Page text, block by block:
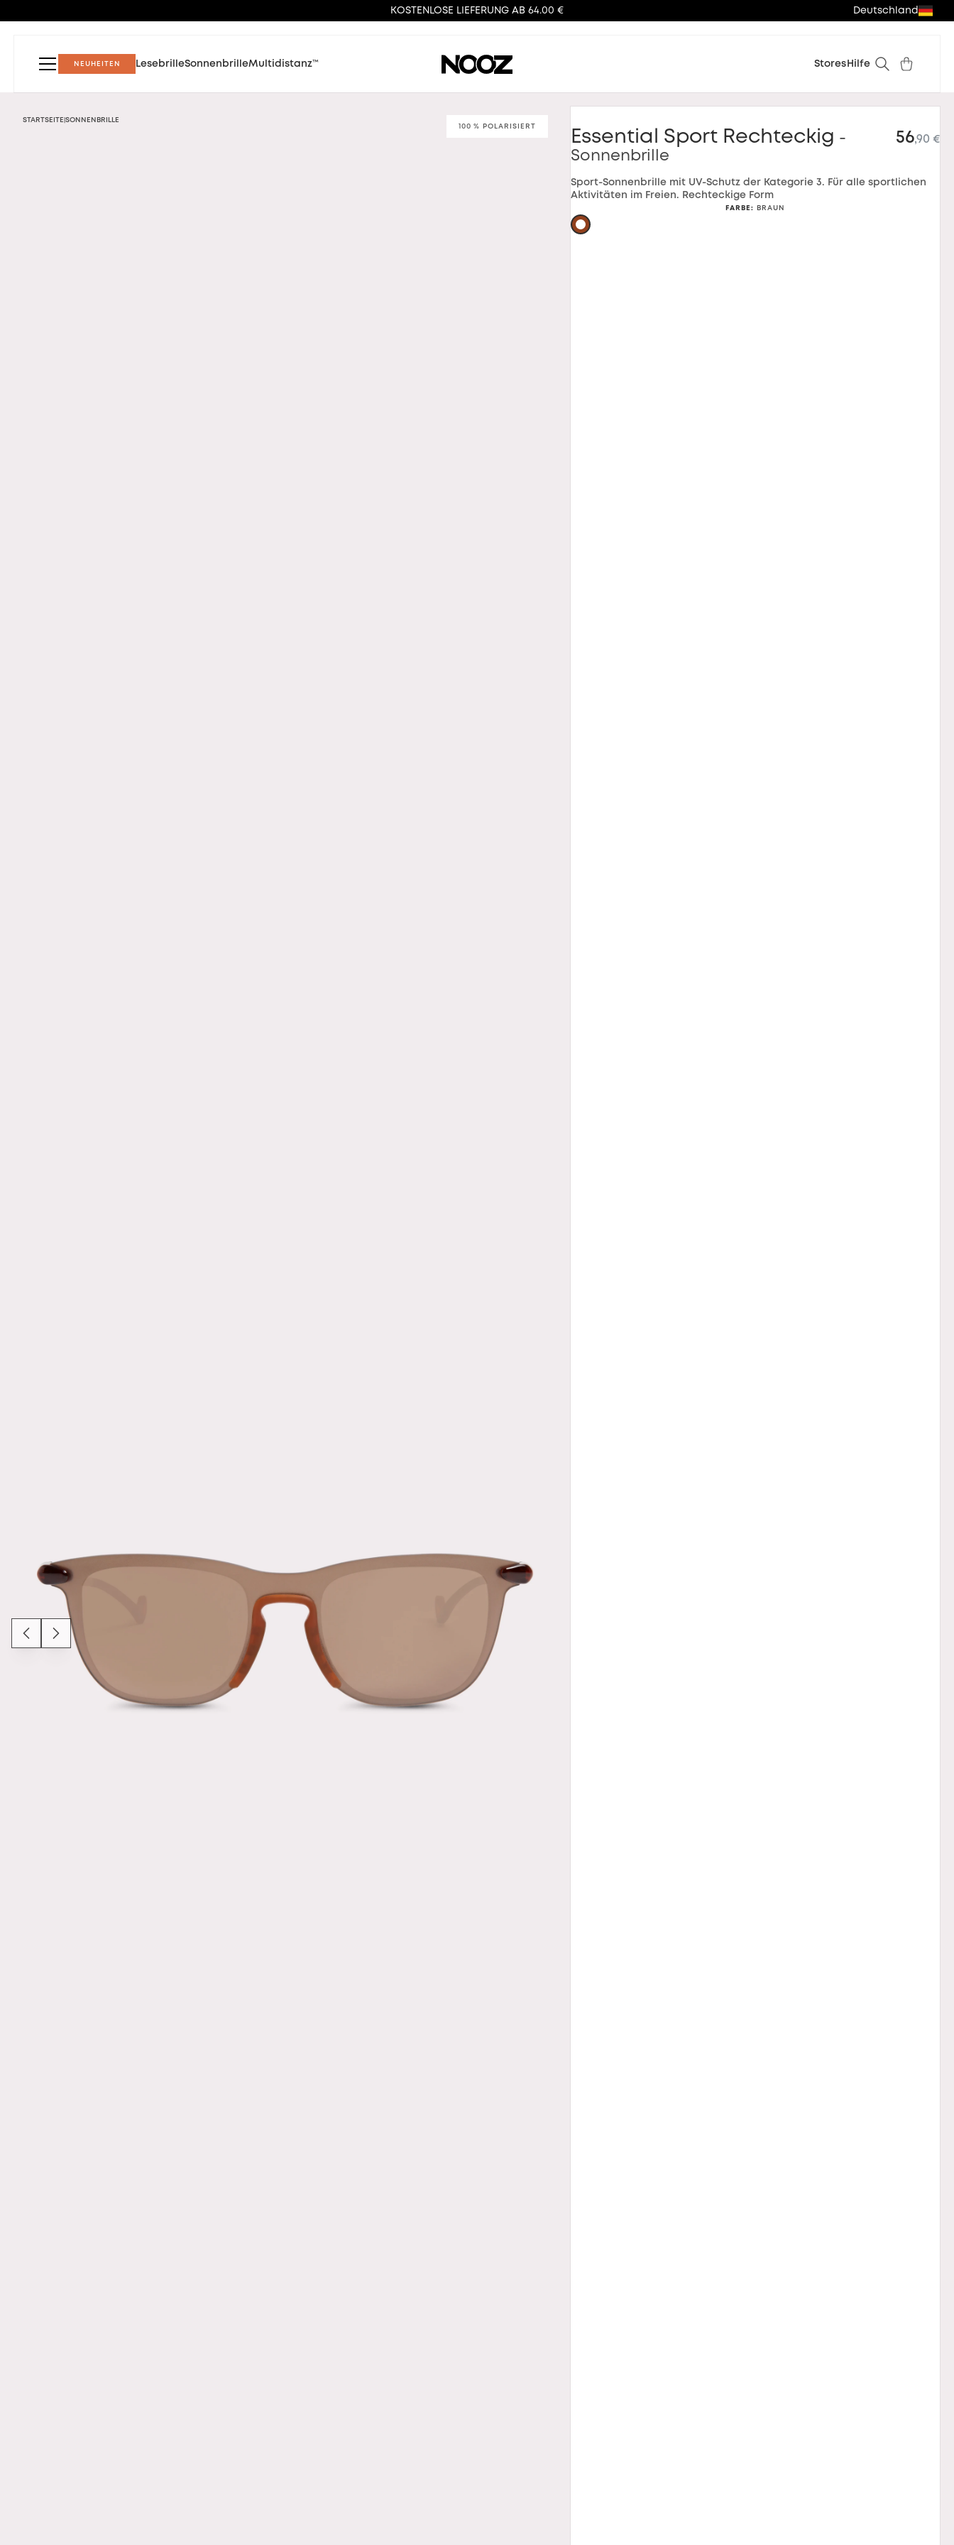
KOSTENLOSE LIEFERUNG AB 64.00 € Deutschland
NEUHEITEN LesebrilleSonnenbrilleMultidistanz™ Stores Hilfe
STARTSEITE SONNENBRILLE
100 % POLARISIERT
Essential Sport Rechteckig -
Sonnenbrille
56,90 €
Sport-Sonnenbrille mit UV-Schutz der Kategorie 3. Für alle sportlichen
Aktivitäten im Freien. Rechteckige Form
FARBE : BRAUN